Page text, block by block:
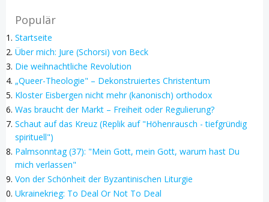
Populär
Startseite
Über mich: Jure (Schorsi) von Beck
Die weihnachtliche Revolution
„Queer-Theologie" – Dekonstruiertes Christentum
Kloster Eisbergen nicht mehr (kanonisch) orthodox
Was braucht der Markt – Freiheit oder Regulierung?
Schaut auf das Kreuz (Replik auf "Höhenrausch - tiefgründig
spirituell")
Palmsonntag (37): "Mein Gott, mein Gott, warum hast Du
mich verlassen"
Von der Schönheit der Byzantinischen Liturgie
Ukrainekrieg: To Deal Or Not To Deal